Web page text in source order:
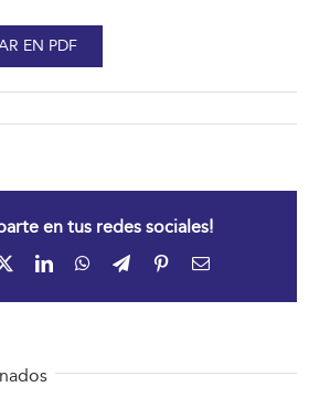
EN PDF
en tus redes sociales!
LinkedInWhatsApp
TelegramPinterestCorreo